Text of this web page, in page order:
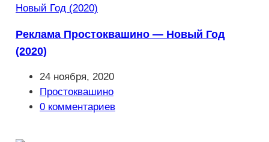
Реклама Простоквашино — Новый Год
(2020)
Запись
опубликована:
24 ноября, 2020
Рубрика
записи:
Простоквашино
Комментарии
0 комментариев